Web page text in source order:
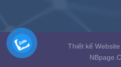
Thiết kế